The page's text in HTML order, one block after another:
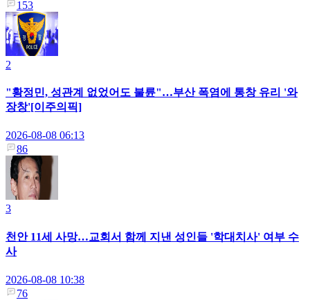
153
2
"황정민, 성관계 없었어도 불륜"…부산 폭염에 통창 유리 '와
장창'[이주의픽]
2026-08-08 06:13
86
3
천안 11세 사망…교회서 함께 지낸 성인들 '학대치사' 여부 수
사
2026-08-08 10:38
76